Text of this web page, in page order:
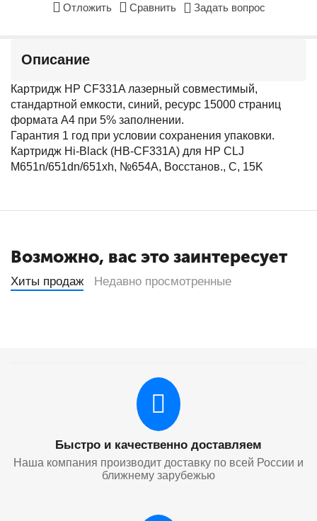
Отложить Сравнить Задать вопрос
Описание
Картридж HP CF331A лазерный совместимый,
стандартной емкости, синий, ресурс 15000 страниц
формата А4 при 5% заполнении.
Гарантия 1 год при условии сохранения упаковки.
Картридж Hi-Black (HB-CF331A) для HP CLJ
M651n/651dn/651xh, №654A, Восстанов., C, 15K
Возможно, вас это заинтересует
Хиты продаж Недавно просмотренные
Быстро и качественно доставляем
Наша компания производит доставку по всей России и
ближнему зарубежью